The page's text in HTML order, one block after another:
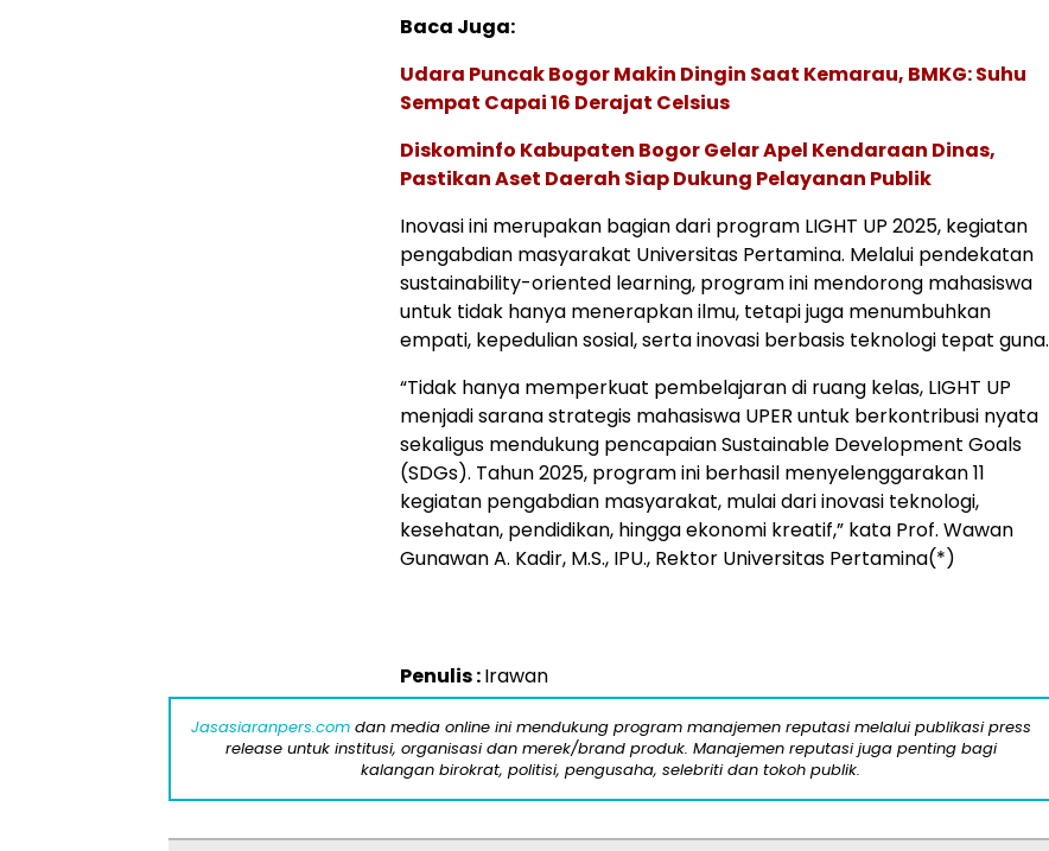
Baca Juga:
Udara Puncak Bogor Makin Dingin Saat Kemarau, BMKG: Suhu
Sempat Capai 16 Derajat Celsius
Diskominfo Kabupaten Bogor Gelar Apel Kendaraan Dinas,
Pastikan Aset Daerah Siap Dukung Pelayanan Publik
Inovasi ini merupakan bagian dari program LIGHT UP 2025, kegiatan
pengabdian masyarakat Universitas Pertamina. Melalui pendekatan
sustainability-oriented learning, program ini mendorong mahasiswa
untuk tidak hanya menerapkan ilmu, tetapi juga menumbuhkan
empati, kepedulian sosial, serta inovasi berbasis teknologi tepat guna.
“Tidak hanya memperkuat pembelajaran di ruang kelas, LIGHT UP
menjadi sarana strategis mahasiswa UPER untuk berkontribusi nyata
sekaligus mendukung pencapaian Sustainable Development Goals
(SDGs). Tahun 2025, program ini berhasil menyelenggarakan 11
kegiatan pengabdian masyarakat, mulai dari inovasi teknologi,
kesehatan, pendidikan, hingga ekonomi kreatif,” kata Prof. Wawan
Gunawan A. Kadir, M.S., IPU., Rektor Universitas Pertamina(*)
Penulis :Irawan
Jasasiaranpers.comdan media online ini mendukung program manajemen reputasi melalui publikasi press
release untuk institusi, organisasi dan merek/brand produk. Manajemen reputasi juga penting bagi
kalangan birokrat, politisi, pengusaha, selebriti dan tokoh publik.